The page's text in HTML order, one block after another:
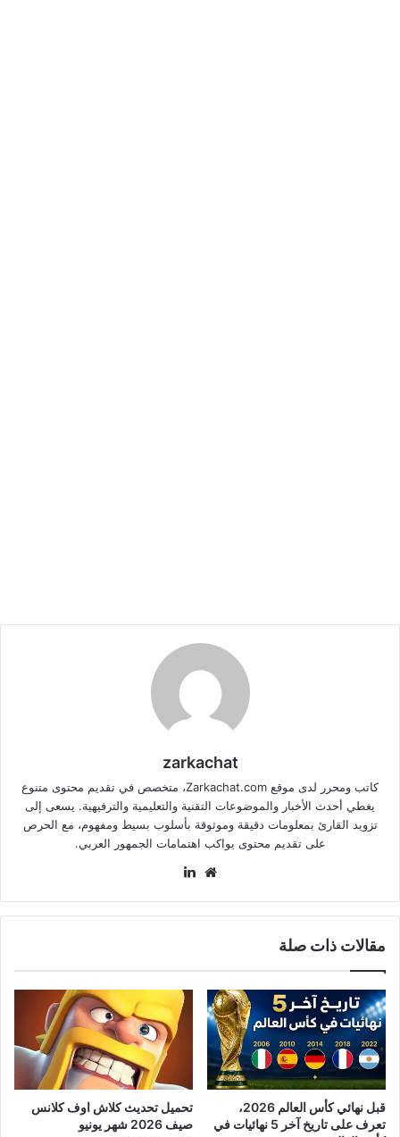
zarkachat
كاتب ومحرر لدى موقع Zarkachat.com، متخصص في تقديم محتوى متنوع
يغطي أحدث الأخبار والموضوعات التقنية والتعليمية والترفيهية. يسعى إلى
تزويد القارئ بمعلومات دقيقة وموثوقة بأسلوب بسيط ومفهوم، مع الحرص
على تقديم محتوى يواكب اهتمامات الجمهور العربي.
موقع
مقالات ذات صلة
قبل نهائي كأس العالم 2026،
تعرف على تاريخ آخر 5 نهائيات في
تحميل تحديث كلاش اوف كلانس
صيف 2026 شهر يونيو